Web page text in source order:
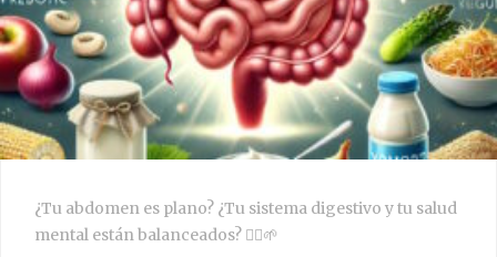
¿Tu abdomen es plano? ¿Tu sistema digestivo y tu salud
mental están balanceados? 🧘‍♀️🌱